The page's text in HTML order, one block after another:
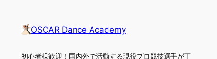
OSCAR Dance Academy
初心者様歓迎！国内外で活動する現役プロ競技選手が丁